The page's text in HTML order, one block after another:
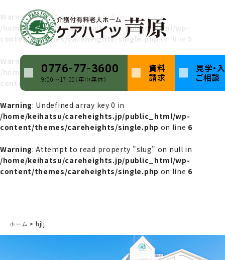
0776-77-3600
9:00〜17:00（年中無休）
資料
請求
見学・
ご相談
Warning: Undefined array key 0 in
/home/keihatsu/careheights.jp/public_html/wp-
content/themes/careheights/single.phpon line
Warning
/home/keihatsu/careheights.jp/public_html/wp-
content/themes/careheights/single.phpon line
Warning: Undefined array key 0 in
/home/keihatsu/careheights.jp/public_html/wp-
content/themes/careheights/single.php on line 6
Warning: Attempt to read property "slug" on null in
/home/keihatsu/careheights.jp/public_html/wp-
content/themes/careheights/single.php on line 6
ホーム hjlj